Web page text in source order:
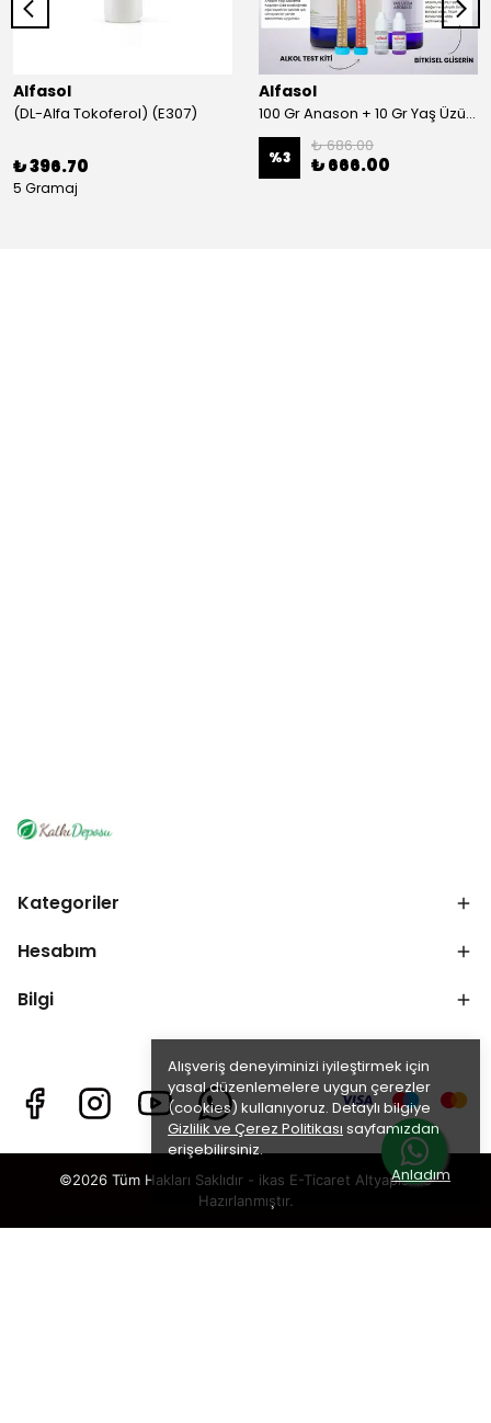
Alışveriş deneyiminizi iyileştirmek için
yasal düzenlemelere uygun çerezler
(cookies) kullanıyoruz. Detaylı bilgiye
Gizlilik ve Çerez Politikası sayfamızdan
erişebilirsiniz.
Anladım
Alfasol
(DL-Alfa Tokoferol) (E307)
₺ 396.70
5 Gramaj
Alfasol
100 Gr Anason + 10 Gr Yaş Üzüm + 250 Gr Gliserin + Alkol Test Kiti
%3
₺ 686.00
₺ 666.00
Kategoriler
Hesabım
Bilgi
©2026 Tüm Hakları Saklıdır - ikas E-Ticaret Altyapısı ile
Hazırlanmıştır.